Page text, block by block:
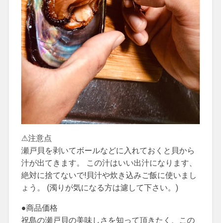
⚠︎注意点
瀬戸貝を剥いてボールなどに入れておくと貝から
汁が出てきます。 この汁はいい出汁になります、
絶対に捨てないで!貝汁や炊き込みご飯に使いまし
ょう。 (濁りが気になる方は濾して下さい。)
●商品価格
祝島の瀬戸貝の美味しさを知って頂きたく、この